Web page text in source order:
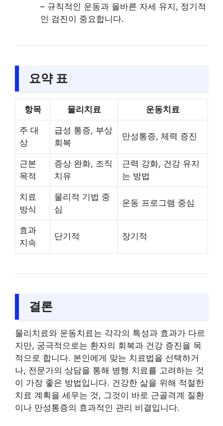
– 규칙적인 운동과 올바른 자세 유지, 정기적
인 검진이 중요합니다.
요약 표
항목 물리치료 운동치료
주 대
상
급성 통증, 부상
회복
만성통증, 체력 증진
근본
목적
증상 완화, 조직
치유
근력 강화, 건강 유지
는 방법
치료
방식
물리적 기법 중
심
운동 프로그램 중심
효과
지속
단기적 장기적
결론
물리치료와 운동치료는 각각의 특성과 효과가 다르
지만, 궁극적으로는 환자의 회복과 건강 증진을 목
적으로 합니다. 본인에게 맞는 치료법을 선택하거
나, 전문가의 상담을 통해 병행 치료를 고려하는 것
이 가장 좋은 방법입니다. 건강한 삶을 위해 적절한
치료 계획을 세우는 것, 그것이 바로 근골격계 질환
이나 만성통증의 효과적인 관리 비결입니다.